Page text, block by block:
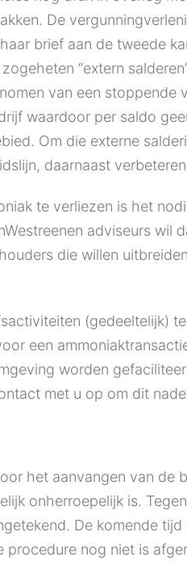
De
brief aan de tweede
“extern
van een stoppende
waardoor per saldo
Om die externe
daarnaast
te verliezen is het
adviseurs wil
die willen
(gedeeltelijk)
een
worden
met u op om dit
het aanvangen van de
onherroepelijk is.
De komende
nog niet is